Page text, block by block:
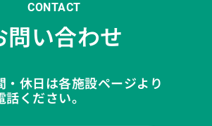
CONTACT
問い合わせ
・休日は各施設ページより
話ください。